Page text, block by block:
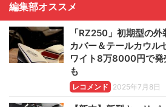
編集部オススメ
「RZ250」初期型の
カバー＆テールカウル
ワイト8万8000円で発
も
レコメンド 2025年7月8日